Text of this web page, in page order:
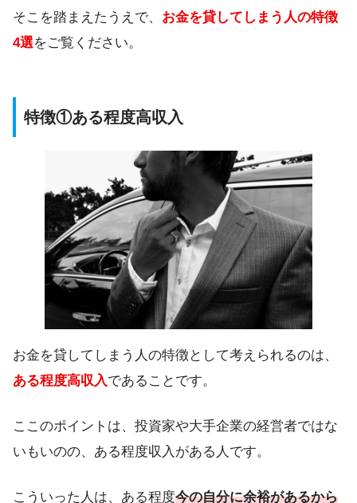
そこを踏まえたうえで、 お金を貸してしまう人の特徴
4選をご覧ください。
特徴①ある程度高収入
お金を貸してしまう人の特徴として考えられるのは、
ある程度高収入であることです。
ここのポイントは、投資家や大手企業の経営者ではな
いもいのの、ある程度収入がある人です。
こういった人は、ある程度今の自分に余裕があるから